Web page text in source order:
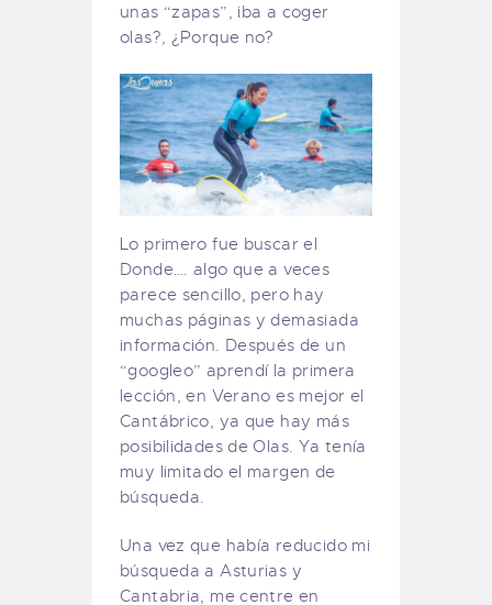
unas “zapas”, iba a coger
olas?, ¿Porque no?
Lo primero fue buscar el
Donde…. algo que a veces
parece sencillo, pero hay
muchas páginas y demasiada
información. Después de un
“googleo” aprendí la primera
lección, en Verano es mejor el
Cantábrico, ya que hay más
posibilidades de Olas. Ya tenía
muy limitado el margen de
búsqueda.
Una vez que había reducido mi
búsqueda a Asturias y
Cantabria, me centre en